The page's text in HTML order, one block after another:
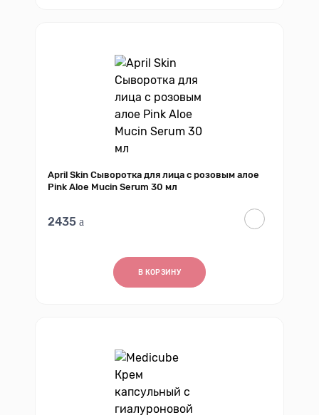
April Skin Сыворотка для лица с розовым алое
Pink Aloe Mucin Serum 30 мл
2435
В КОРЗИНУ